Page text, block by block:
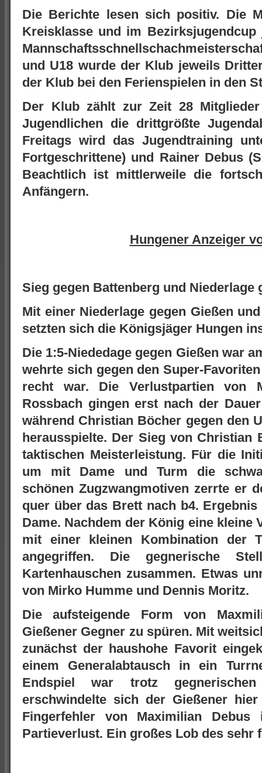
Die Berichte lesen sich positiv. Die
Kreisklasse und im
und U18 wurde der Klub jeweils
der Klub bei den Ferienspielen in den
Der Klub zählt zur Zeit 28
Jugendlichen die drittgrößte
Freitags wird das Jugendtraining
Fortgeschrittene) und Rainer Debus
Beachtlich ist mittlerweile die
Anfängern.
Hungener Anzeiger
Sieg gegen Battenberg und Niederlage
Mit einer Niederlage gegen Gießen
setzten sich die Königsjäger Hungen
Die 1:5-Niededage gegen Gießen war
wehrte sich gegen den Super-
recht war. Die Verlustpartien von
Rossbach gingen erst nach der
während Christian Böcher gegen den
herausspielte. Der Sieg von Christian
taktischen Meisterleistung. Für die
um mit Dame und Turm die
schönen Zugzwangmotiven zerrte er
quer über das Brett nach b4.
Dame. Nachdem der König eine kleine
mit einer kleinen Kombination der
angegriffen. Die gegnerische
Kartenhauschen zusammen. Etwas
von Mirko Humme und Dennis Moritz.
Die aufsteigende Form von
Gießener Gegner zu spüren. Mit
zunächst der haushohe Favorit
einem Generalabtausch in ein
Endspiel war trotz
erschwindelte sich der Gießener
Fingerfehler von Maximilian Debus
Partieverlust. Ein großes Lob des sehr